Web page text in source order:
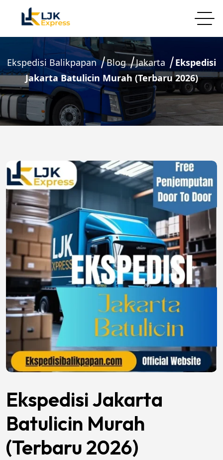
Ekspedisi Balikpapan Blog Jakarta
Ekspedisi
Jakarta Batulicin Murah (Terbaru 2026)
Ekspedisi Jakarta
Batulicin Murah
(Terbaru 2026)